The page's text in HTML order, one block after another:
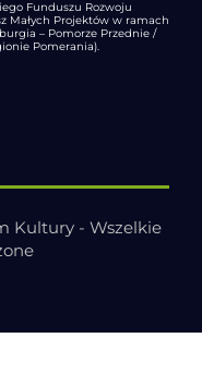
Funduszu Rozwoju
Małych Projektów w ramach
– Pomorze Przednie /
Pomerania).
Kultury - Wszelkie